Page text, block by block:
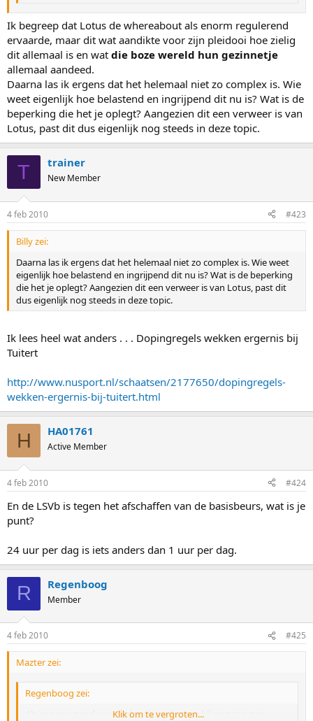
Ik begreep dat Lotus de whereabout als enorm regulerend
ervaarde, maar dit wat aandikte voor zijn pleidooi hoe zielig
dit allemaal is en wat die boze wereld hun gezinnetje
allemaal aandeed.
Daarna las ik ergens dat het helemaal niet zo complex is. Wie
weet eigenlijk hoe belastend en ingrijpend dit nu is? Wat is de
beperking die het je oplegt? Aangezien dit een verweer is van
Lotus, past dit dus eigenlijk nog steeds in deze topic.
T trainer
New Member
4 feb 2010 #423
Billy zei:
Daarna las ik ergens dat het helemaal niet zo complex is. Wie weet
eigenlijk hoe belastend en ingrijpend dit nu is? Wat is de beperking
die het je oplegt? Aangezien dit een verweer is van Lotus, past dit
dus eigenlijk nog steeds in deze topic.
Ik lees heel wat anders . . . Dopingregels wekken ergernis bij
Tuitert
http://www.nusport.nl/schaatsen/2177650/dopingregels-
wekken-ergernis-bij-tuitert.html
H HA01761
Active Member
4 feb 2010 #424
En de LSVb is tegen het afschaffen van de basisbeurs, wat is je
punt?
24 uur per dag is iets anders dan 1 uur per dag.
R Regenboog
Member
4 feb 2010 #425
Mazter zei:
Regenboog zei:
Als een sporter de controles niet wil, stopt hij met sporten.
Klik om te vergroten...